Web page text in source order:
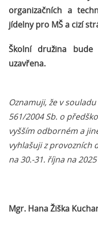
organizačních a
jídelny pro MŠ a cizí
Školní družina
uzavřena.
Oznamuji, že v
561/2004 Sb. o
vyšším odborném a
vyhlašuji z provozních
na 30.-31. října na
Mgr. Hana Žiška